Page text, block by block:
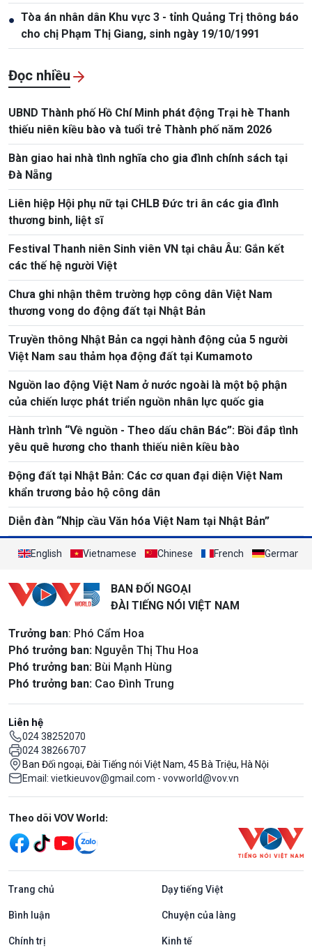
● Tòa án nhân dân Khu vực 3 - tỉnh Quảng Trị thông báo
cho chị Phạm Thị Giang, sinh ngày 19/10/1991
Đọc nhiều
UBND Thành phố Hồ Chí Minh phát động Trại hè Thanh
thiếu niên kiều bào và tuổi trẻ Thành phố năm 2026
Bàn giao hai nhà tình nghĩa cho gia đình chính sách tại
Đà Nẵng
Liên hiệp Hội phụ nữ tại CHLB Đức tri ân các gia đình
thương binh, liệt sĩ
Festival Thanh niên Sinh viên VN tại châu Âu: Gắn kết
các thế hệ người Việt
Chưa ghi nhận thêm trường hợp công dân Việt Nam
thương vong do động đất tại Nhật Bản
Truyền thông Nhật Bản ca ngợi hành động của 5 người
Việt Nam sau thảm họa động đất tại Kumamoto
Nguồn lao động Việt Nam ở nước ngoài là một bộ phận
của chiến lược phát triển nguồn nhân lực quốc gia
Hành trình “Về nguồn - Theo dấu chân Bác”: Bồi đắp tình
yêu quê hương cho thanh thiếu niên kiều bào
Động đất tại Nhật Bản: Các cơ quan đại diện Việt Nam
khẩn trương bảo hộ công dân
Diễn đàn “Nhịp cầu Văn hóa Việt Nam tại Nhật Bản”
English Vietnamese Chinese French German
BAN ĐỐI NGOẠI
ĐÀI TIẾNG NÓI VIỆT NAM
Trưởng ban: Phó Cẩm Hoa
Phó trưởng ban: Nguyễn Thị Thu Hoa
Phó trưởng ban: Bùi Mạnh Hùng
Phó trưởng ban: Cao Đình Trung
Liên hệ
024 38252070
024 38266707
Ban Đối ngoại, Đài Tiếng nói Việt Nam, 45 Bà Triệu, Hà Nội
Email: vietkieuvov@gmail.com - vovworld@vov.vn
Mạng xã hội
Theo dõi VOV World:
Trang chủ Dạy tiếng Việt
Bình luận Chuyện của làng
Chính trị Kinh tế